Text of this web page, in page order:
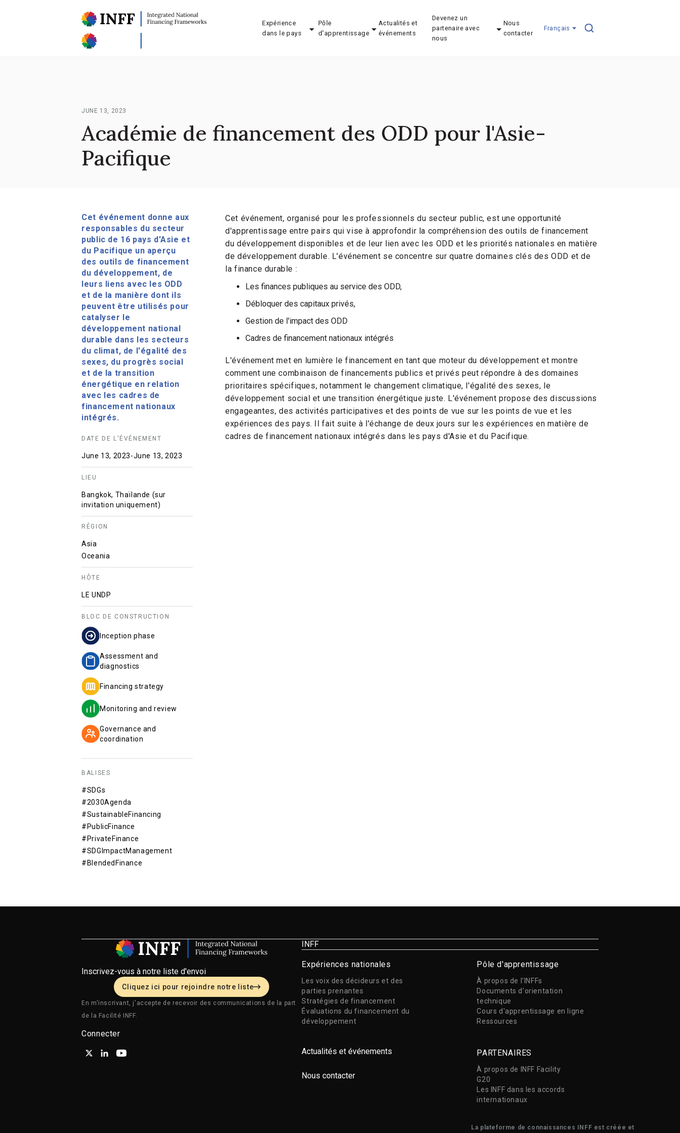
Expérience
dans le pays
Pôle
d'apprentissage
Actualités et
événements
Devenez un
partenaire avec
nous
Nous
contacter
Français
JUNE 13, 2023
Académie de financement des ODD pour l'Asie-
Pacifique
Cet événement donne aux
responsables du secteur
public de 16 pays d'Asie et
du Pacifique un aperçu
des outils de financement
du développement, de
leurs liens avec les ODD
et de la manière dont ils
peuvent être utilisés pour
catalyser le
développement national
durable dans les secteurs
du climat, de l'égalité des
sexes, du progrès social
et de la transition
énergétique en relation
avec les cadres de
financement nationaux
intégrés.
DATE DE L'ÉVÉNEMENT
June 13, 2023-June 13, 2023
LIEU
Bangkok, Thaïlande (sur
invitation uniquement)
RÉGION
Asia
Oceania
HÔTE
LE UNDP
BLOC DE CONSTRUCTION
Inception phase
Assessment and
diagnostics
Financing strategy
Monitoring and review
Governance and
coordination
BALISES
#SDGs
#2030Agenda
#SustainableFinancing
#PublicFinance
#PrivateFinance
#SDGImpactManagement
#BlendedFinance
Cet événement, organisé pour les professionnels du secteur public, est une opportunité
d'apprentissage entre pairs qui vise à approfondir la compréhension des outils de financement
du développement disponibles et de leur lien avec les ODD et les priorités nationales en matière
de développement durable. L'événement se concentre sur quatre domaines clés des ODD et de
la finance durable :
Les finances publiques au service des ODD,
Débloquer des capitaux privés,
Gestion de l'impact des ODD
Cadres de financement nationaux intégrés
L'événement met en lumière le financement en tant que moteur du développement et montre
comment une combinaison de financements publics et privés peut répondre à des domaines
prioritaires spécifiques, notamment le changement climatique, l'égalité des sexes, le
développement social et une transition énergétique juste. L'événement propose des discussions
engageantes, des activités participatives et des points de vue sur les points de vue et les
expériences des pays. Il fait suite à l'échange de deux jours sur les expériences en matière de
cadres de financement nationaux intégrés dans les pays d'Asie et du Pacifique.
Inscrivez-vous à notre liste d'envoi
Cliquez ici pour rejoindre notre liste
En m'inscrivant, j'accepte de recevoir des communications de la part
de la Facilité INFF.
Connecter
INFF
Expériences nationales
Les voix des décideurs et des
parties prenantes
Stratégies de financement
Évaluations du financement du
développement
Pôle d'apprentissage
À propos de l'INFFs
Documents d'orientation
technique
Cours d'apprentissage en ligne
Ressources
Actualités et événements PARTENAIRES
À propos de INFF Facility
G20
Les INFF dans les accords
internationaux
Nous contacter
La plateforme de connaissances INFF est créée et